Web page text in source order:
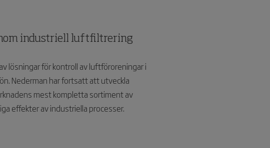
industriell luftfiltrering
lösningar för kontroll av luftföroreningar i
Nederman har fortsatt att utveckla
mest kompletta sortiment av
effekter av industriella processer.